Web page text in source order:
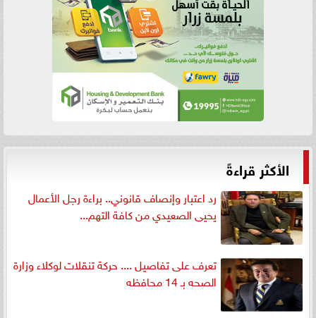
الأكثر قراءةً
رد اعتبار وإنصاف قانوني.. براءة رجل الأعمال
يحيى الصعيدي من كافة التهم...
تعرف على تفاصيل .... حركة تنقلات لوكلاء وزارة
الصحه بـ 14 محافظه